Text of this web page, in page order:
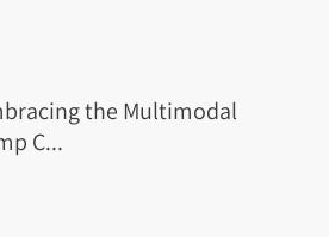
the Multimodal
C...